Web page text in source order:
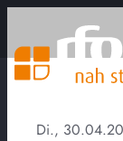
Di.,